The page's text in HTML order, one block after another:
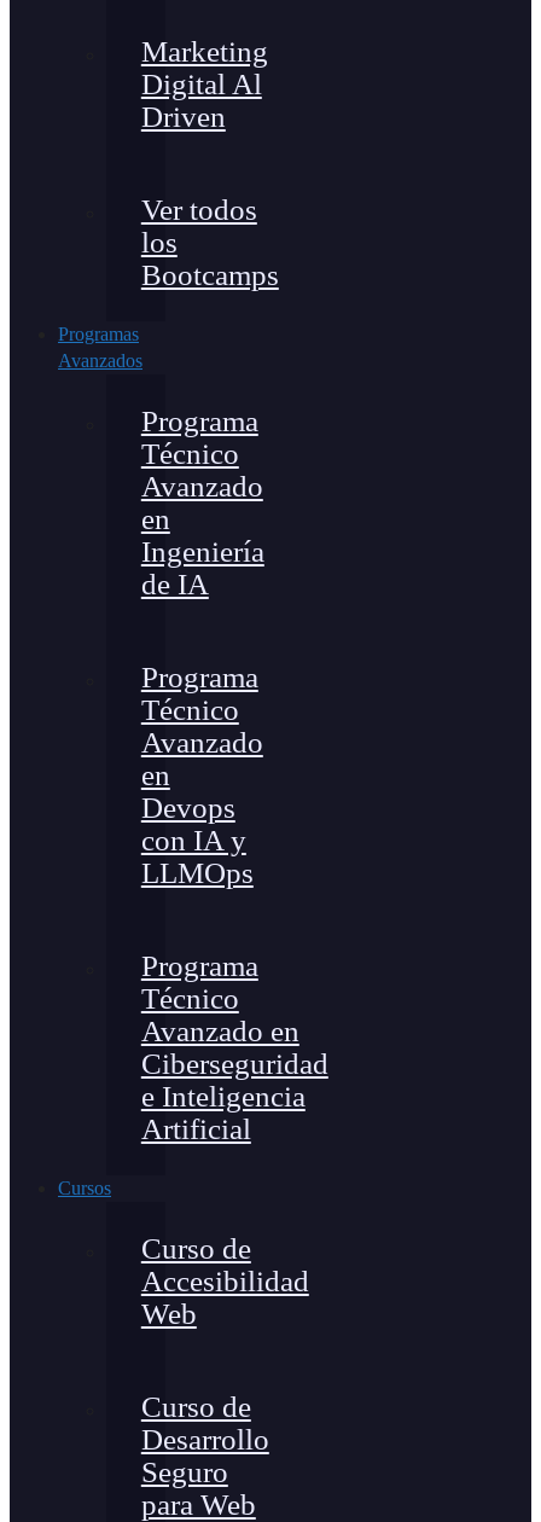
Marketing
Digital Al
Driven
Ver todos
los
Bootcamps
Programas
Avanzados
Programa
Técnico
Avanzado
en
Ingeniería
de IA
Programa
Técnico
Avanzado
en
Devops
con IA y
LLMOps
Programa
Técnico
Avanzado en
Ciberseguridad
e Inteligencia
Artificial
Cursos
Curso de
Accesibilidad
Web
Curso de
Desarrollo
Seguro
para Web